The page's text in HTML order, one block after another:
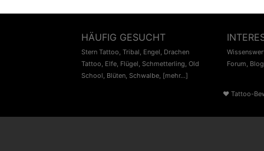
HÄUFIG GESUCHT
Stern Tattoo, Tribal, Engel, Drachen
Tattoo, Elfe, Flügel, Schmetterling, Old
School, Blüten, Schwalbe, [mehr...]
Forum, Blog
♥ Tattoo-